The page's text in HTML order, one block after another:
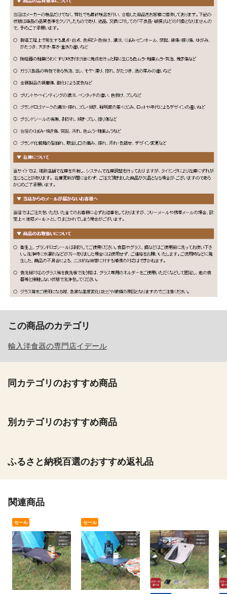
この商品のカテゴリ
輸入洋食器の専門店イデール
同カテゴリのおすすめ商品
別カテゴリのおすすめ商品
ふるさと納税百選のおすすめ返礼品
関連商品
セール セール